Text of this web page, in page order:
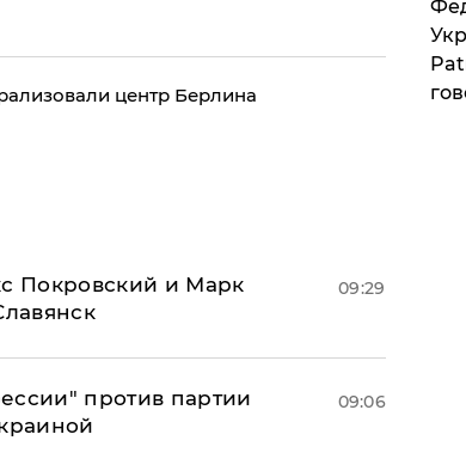
центр Берлина
Покровский и Марк
09:29
против партии
09:06